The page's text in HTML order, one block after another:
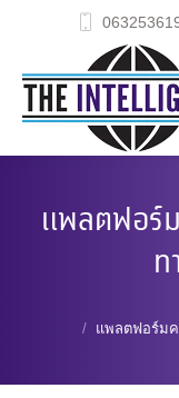
แพลตฟอร์
แพลตฟอร์มค